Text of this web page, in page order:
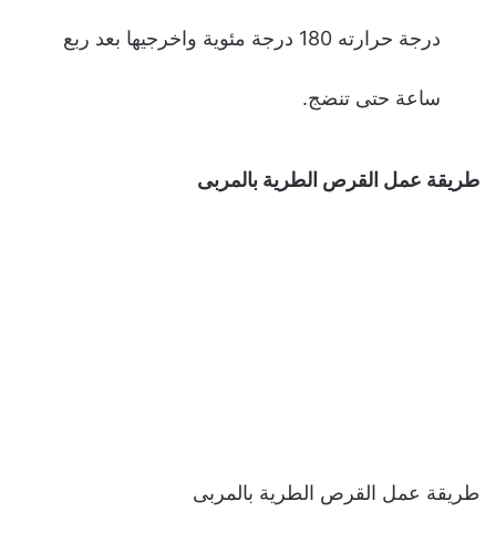
درجة حرارته 180 درجة مئوية واخرجيها بعد ربع
ساعة حتى تنضج.
طريقة عمل القرص الطرية بالمربى
طريقة عمل القرص الطرية بالمربى